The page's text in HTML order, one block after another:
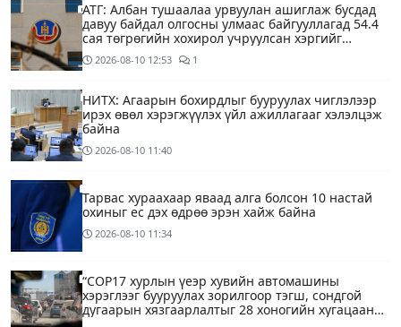
АТГ: Албан тушаалаа урвуулан ашиглаж бусдад
давуу байдал олгосны улмаас байгууллагад 54.4
сая төгрөгийн хохирол учруулсан хэргийг
прокурорт шилжүүллээ
2026-08-10 12:53 1
НИТХ: Агаарын бохирдлыг бууруулах чиглэлээр
ирэх өвөл хэрэгжүүлэх үйл ажиллагааг хэлэлцэж
байна
2026-08-10 11:40
Тарвас хураахаар яваад алга болсон 10 настай
охиныг ес дэх өдрөө эрэн хайж байна
2026-08-10 11:34
“COP17 хурлын үеэр хувийн автомашины
хэрэглээг бууруулах зорилгоор тэгш, сондгой
дугаарын хязгаарлалтыг 28 хоногийн хугацаанд